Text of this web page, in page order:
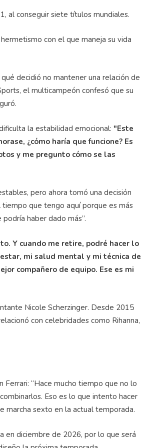
al conseguir siete títulos mundiales.
con el que maneja su vida
decidió no mantener una relación de
el multicampeón confesó que su
la estabilidad emocional: "Este
¿cómo haría que funcione? Es
y me pregunto cómo se las
pero ahora tomó una decisión
que tengo aquí porque es más
haber dado más”.
Y cuando me retire, podré hacer lo
mi salud mental y mi técnica de
compañero de equipo. Ese es mi
Nicole Scherzinger. Desde 2015
con celebridades como Rihanna,
Ferrari: “Hace mucho tiempo que no lo
Eso es lo que intento hacer
marcha sexto en la actual temporada.
en diciembre de 2026, por lo que será